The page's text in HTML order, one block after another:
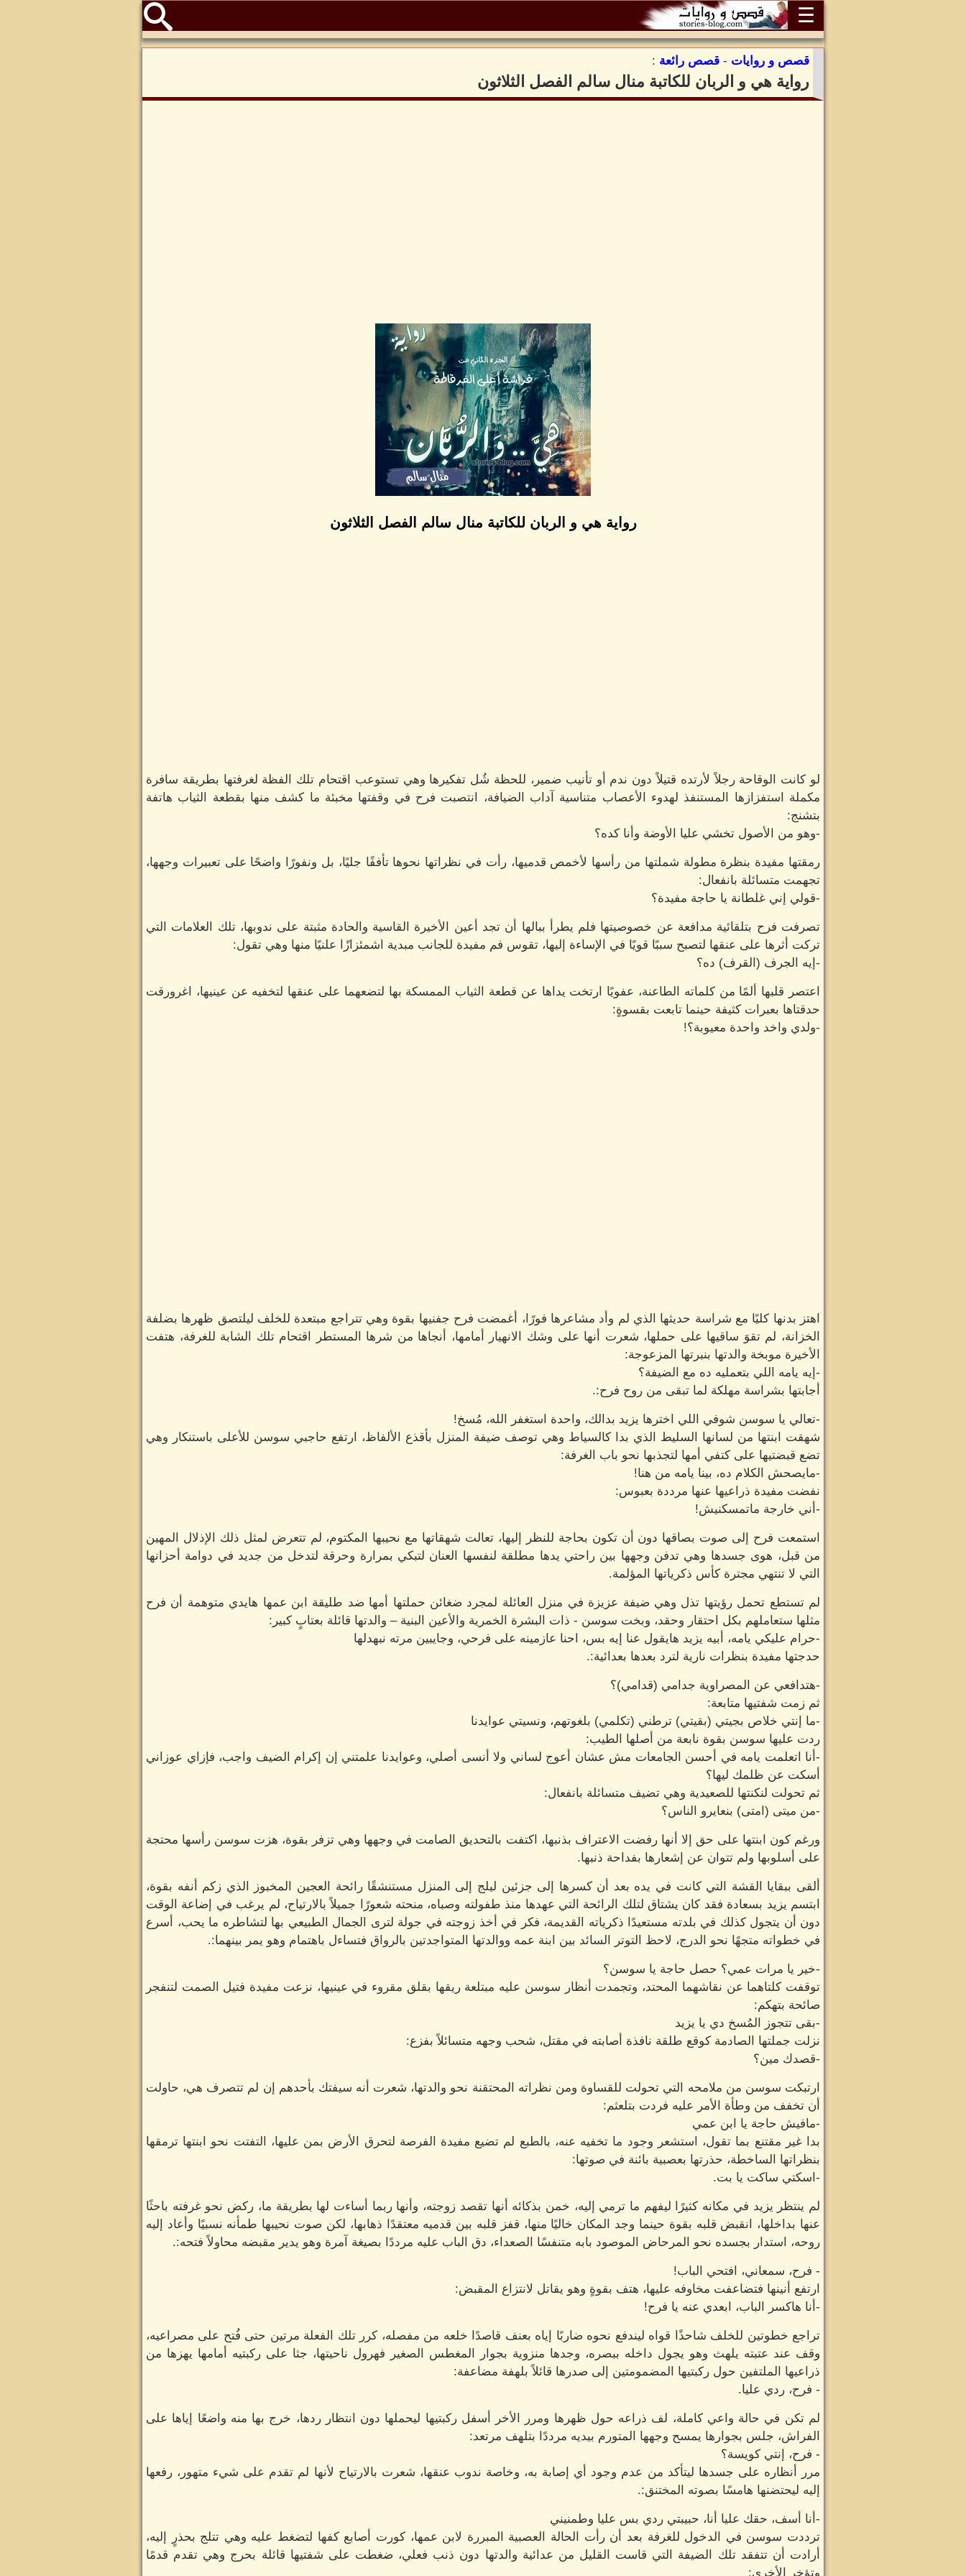
☰
قصص و روايات - قصص رائعة :
رواية هي و الربان للكاتبة منال سالم الفصل الثلاثون
رواية هي و الربان للكاتبة منال سالم الفصل الثلاثون
لو كانت الوقاحة رجلاً لأرتده قتيلاً دون ندم أو تأنيب ضمير، للحظة شُل تفكيرها وهي تستوعب اقتحام تلك الفظة لغرفتها بطريقة سافرة
مكملة استفزازها المستنفذ لهدوء الأعصاب متناسية آداب الضيافة، انتصبت فرح في وقفتها مخبئة ما كشف منها بقطعة الثياب هاتفة
بتشنج:
-وهو من الأصول تخشي عليا الأوضة وأنا كده؟
رمقتها مفيدة بنظرة مطولة شملتها من رأسها لأخمص قدميها، رأت في نظراتها نحوها تأففًا جليًا، بل ونفورًا واضحًا على تعبيرات وجهها،
تجهمت متسائلة بانفعال:
-قولي إني غلطانة يا حاجة مفيدة؟
تصرفت فرح بتلقائية مدافعة عن خصوصيتها فلم يطرأ ببالها أن تجد أعين الأخيرة القاسية والحادة مثبتة على ندوبها، تلك العلامات التي
تركت أثرها على عنقها لتصبح سببًا قويًا في الإساءة إليها، تقوس فم مفيدة للجانب مبدية اشمئزازًا علنيًا منها وهي تقول:
-إيه الجرف (القرف) ده؟
اعتصر قلبها ألمًا من كلماته الطاعنة، عفويًا ارتخت يداها عن قطعة الثياب الممسكة بها لتضعهما على عنقها لتخفيه عن عينيها، اغرورقت
حدقتاها بعبرات كثيفة حينما تابعت بقسوةٍ:
-ولدي واخد واحدة معيوبة؟!
اهتز بدنها كليًا مع شراسة حديثها الذي لم وأد مشاعرها فورًا، أغمضت فرح جفنيها بقوة وهي تتراجع مبتعدة للخلف ليلتصق ظهرها بضلفة
الخزانة، لم تقوَ ساقيها على حملها، شعرت أنها على وشك الانهيار أمامها، أنجاها من شرها المستطر اقتحام تلك الشابة للغرفة، هتفت
الأخيرة موبخة والدتها بنبرتها المزعوجة:
-إيه يامه اللي بتعمليه ده مع الضيفة؟
أجابتها بشراسة مهلكة لما تبقى من روح فرح:.
-تعالي يا سوسن شوفي اللي اخترها يزيد بدالك، واحدة استغفر الله، مُسخ!
شهقت ابنتها من لسانها السليط الذي بدا كالسياط وهي توصف ضيفة المنزل بأقذع الألفاظ، ارتفع حاجبي سوسن للأعلى باستنكار وهي
تضع قبضتيها على كتفي أمها لتجذبها نحو باب الغرفة:
-مايصحش الكلام ده، بينا يامه من هنا!
نفضت مفيدة ذراعيها عنها مرددة بعبوس:
-أني خارجة ماتمسكنيش!
استمعت فرح إلى صوت بصاقها دون أن تكون بحاجة للنظر إليها، تعالت شهقاتها مع نحيبها المكتوم، لم تتعرض لمثل ذلك الإذلال المهين
من قبل، هوى جسدها وهي تدفن وجهها بين راحتي يدها مطلقة لنفسها العنان لتبكي بمرارة وحرقة لتدخل من جديد في دوامة أحزانها
التي لا تنتهي مجترة كأس ذكرياتها المؤلمة.
لم تستطع تحمل رؤيتها تذل وهي ضيفة عزيزة في منزل العائلة لمجرد ضغائن حملتها أمها ضد طليقة ابن عمها هايدي متوهمة أن فرح
مثلها ستعاملهم بكل احتقار وحقد، وبخت سوسن - ذات البشرة الخمرية والأعين البنية – والدتها قائلة بعتابٍ كبير:
-حرام عليكي يامه، أبيه يزيد هايقول عنا إيه بس، احنا عازمينه على فرحي، وجايبين مرته نبهدلها
حدجتها مفيدة بنظرات نارية لترد بعدها بعدائية:.
-هتدافعي عن المصراوية جدامي (قدامي)؟
ثم زمت شفتيها متابعة:
-ما إنتي خلاص بجيتي (بقيتي) ترطني (تكلمي) بلغوتهم، ونسيتي عوايدنا
ردت عليها سوسن بقوة نابعة من أصلها الطيب:
-أنا اتعلمت يامه في أحسن الجامعات مش عشان أعوج لساني ولا أنسى أصلي، وعوايدنا علمتني إن إكرام الضيف واجب، فإزاي عوزاني
أسكت عن ظلمك ليها؟
ثم تحولت لنكنتها للصعيدية وهي تضيف متسائلة بانفعال:
-من ميتى (امتى) بنعايرو الناس؟
ورغم كون ابنتها على حق إلا أنها رفضت الاعتراف بذنبها، اكتفت بالتحديق الصامت في وجهها وهي تزفر بقوة، هزت سوسن رأسها محتجة
على أسلوبها ولم تتوان عن إشعارها بفداحة ذنبها.
ألقى ببقايا القشة التي كانت في يده بعد أن كسرها إلى جزئين ليلج إلى المنزل مستنشقًا رائحة العجين المخبوز الذي زكم أنفه بقوة،
ابتسم يزيد بسعادة فقد كان يشتاق لتلك الرائحة التي عهدها منذ طفولته وصباه، منحته شعورًا جميلاً بالارتياح، لم يرغب في إضاعة الوقت
دون أن يتجول كذلك في بلدته مستعيدًا ذكرياته القديمة، فكر في أخذ زوجته في جولة لترى الجمال الطبيعي بها لتشاطره ما يحب، أسرع
في خطواته متجهًا نحو الدرج، لاحظ التوتر السائد بين ابنة عمه ووالدتها المتواجدتين بالرواق فتساءل باهتمام وهو يمر بينهما:.
-خير يا مرات عمي؟ حصل حاجة يا سوسن؟
توقفت كلتاهما عن نقاشهما المحتد، وتجمدت أنظار سوسن عليه مبتلعة ريقها بقلق مقروء في عينيها، نزعت مفيدة فتيل الصمت لتنفجر
صائحة بتهكم:
-بقى تتجوز المُسخ دي يا يزيد
نزلت جملتها الصادمة كوقع طلقة نافذة أصابته في مقتل، شحب وجهه متسائلاً بفزع:
-قصدك مين؟
ارتبكت سوسن من ملامحه التي تحولت للقساوة ومن نظراته المحتقنة نحو والدتها، شعرت أنه سيفتك بأحدهم إن لم تتصرف هي، حاولت
أن تخفف من وطأة الأمر عليه فردت بتلعثم:
-مافيش حاجة يا ابن عمي
بدا غير مقتنع بما تقول، استشعر وجود ما تخفيه عنه، بالطبع لم تضيع مفيدة الفرصة لتحرق الأرض بمن عليها، التفتت نحو ابنتها ترمقها
بنظراتها الساخطة، حذرتها بعصبية بائنة في صوتها:
-اسكتي ساكت يا بت.
لم ينتظر يزيد في مكانه كثيرًا ليفهم ما ترمي إليه، خمن بذكائه أنها تقصد زوجته، وأنها ربما أساءت لها بطريقة ما، ركض نحو غرفته باحثًا
عنها بداخلها، انقبض قلبه بقوة حينما وجد المكان خاليًا منها، قفز قلبه بين قدميه معتقدًا ذهابها، لكن صوت نحيبها طمأنه نسبيًا وأعاد إليه
روحه، استدار بجسده نحو المرحاض الموصود بابه متنفسًا الصعداء، دق الباب عليه مرددًا بصيغة آمرة وهو يدير مقبضه محاولاً فتحه:.
- فرح، سمعاني، افتحي الباب!
ارتفع أنينها فتضاعفت مخاوفه عليها، هتف بقوةٍ وهو يقاتل لانتزاع المقبض:
-أنا هاكسر الباب، ابعدي عنه يا فرح!
تراجع خطوتين للخلف شاحذًا قواه ليندفع نحوه ضاربًا إياه بعنف قاصدًا خلعه من مفصله، كرر تلك الفعلة مرتين حتى فُتح على مصراعيه،
وقف عند عتبته يلهث وهو يجول داخله ببصره، وجدها منزوية بجوار المغطس الصغير فهرول ناحيتها، جثا على ركبتيه أمامها يهزها من
ذراعيها الملتفين حول ركبتيها المضمومتين إلى صدرها قائلاً بلهفة مضاعفة:
- فرح، ردي عليا.
لم تكن في حالة واعي كاملة، لف ذراعه حول ظهرها ومرر الأخر أسفل ركبتيها ليحملها دون انتظار ردها، خرج بها منه واضعًا إياها على
الفراش، جلس بجوارها يمسح وجهها المتورم بيديه مرددًا بتلهف مرتعد:
- فرح، إنتي كويسة؟
مرر أنظاره على جسدها ليتأكد من عدم وجود أي إصابة به، وخاصة ندوب عنقها، شعرت بالارتياح لأنها لم تقدم على شيء متهور، رفعها
إليه ليحتضنها هامسًا بصوته المختنق:.
-أنا أسف، حقك عليا أنا، حبيبتي ردي بس عليا وطمنيني
ترددت سوسن في الدخول للغرفة بعد أن رأت الحالة العصبية المبررة لابن عمها، كورت أصابع كفها لتضغط عليه وهي تتلج بحذرٍ إليه،
أرادت أن تتفقد تلك الضيفة التي قاست القليل من عدائية والدتها دون ذنب فعلي، ضغطت على شفتيها قائلة بحرج وهي تقدم قدمًا
وتؤخر الأخرى: